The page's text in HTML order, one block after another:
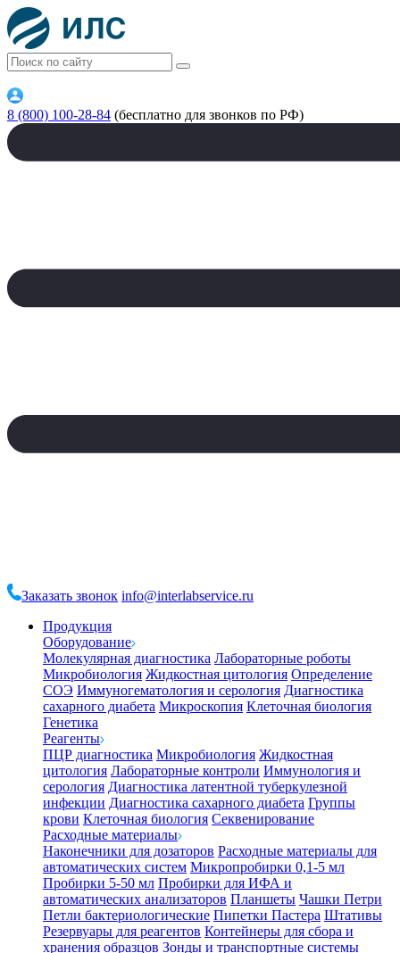
8 (800) 100-28-84 (бесплатно для звонков по РФ)
Заказать звонок info@interlabservice.ru
Продукция
Оборудование
Молекулярная диагностика Лабораторные роботы
Микробиология Жидкостная цитология Определение
СОЭ Иммуногематология и серология Диагностика
сахарного диабета Микроскопия Клеточная биология
Генетика
Реагенты
ПЦР диагностика Микробиология Жидкостная
цитология Лабораторные контроли Иммунология и
серология Диагностика латентной туберкулезной
инфекции Диагностика сахарного диабета Группы
крови Клеточная биология Секвенирование
Расходные материалы
Наконечники для дозаторов Расходные материалы для
автоматических систем Микропробирки 0,1-5 мл
Пробирки 5-50 мл Пробирки для ИФА и
автоматических анализаторов Планшеты Чашки Петри
Петли бактериологические Пипетки Пастера Штативы
Резервуары для реагентов Контейнеры для сбора и
хранения образцов Зонды и транспортные системы